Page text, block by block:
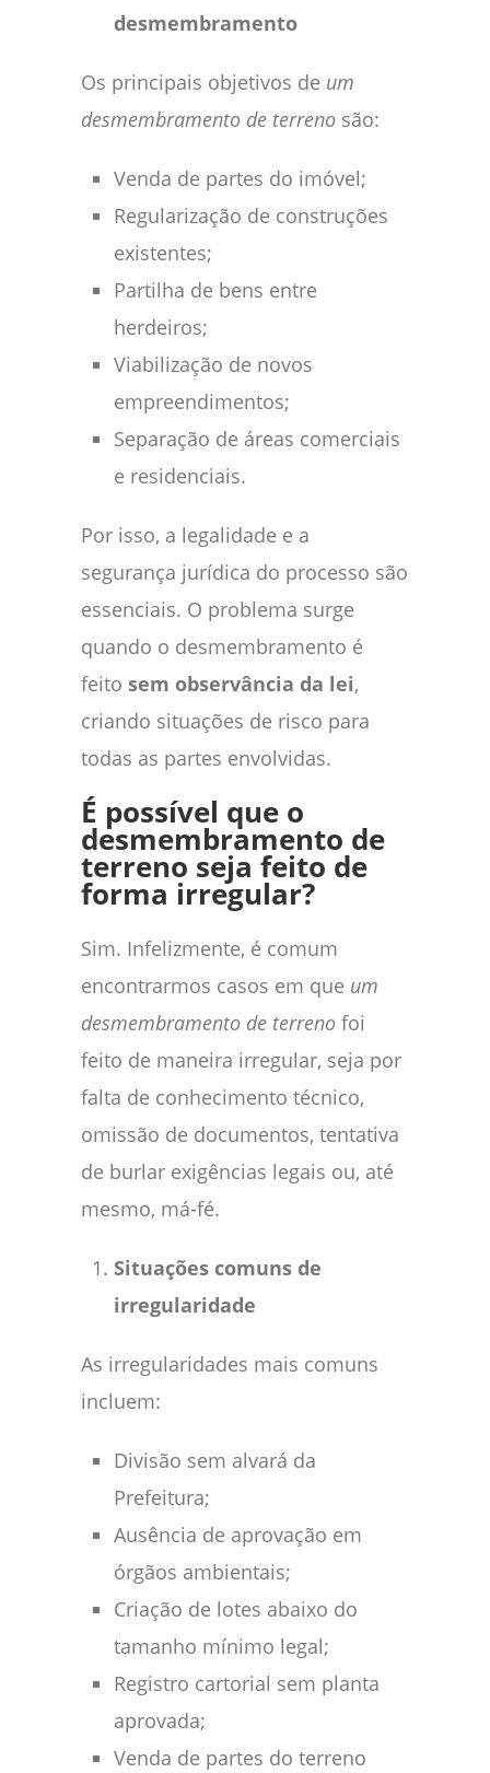
desmembramento
Os principais objetivos de um
desmembramento de terreno são:
Venda de partes do imóvel;
Regularização de construções
existentes;
Partilha de bens entre
herdeiros;
Viabilização de novos
empreendimentos;
Separação de áreas comerciais
e residenciais.
Por isso, a legalidade e a
segurança jurídica do processo são
essenciais. O problema surge
quando o desmembramento é
feito sem observância da lei,
criando situações de risco para
todas as partes envolvidas.
É possível que o
desmembramento de
terreno seja feito de
forma irregular?
Sim. Infelizmente, é comum
encontrarmos casos em que um
desmembramento de terreno foi
feito de maneira irregular, seja por
falta de conhecimento técnico,
omissão de documentos, tentativa
de burlar exigências legais ou, até
mesmo, má-fé.
Situações comuns de
irregularidade
As irregularidades mais comuns
incluem:
Divisão sem alvará da
Prefeitura;
Ausência de aprovação em
órgãos ambientais;
Criação de lotes abaixo do
tamanho mínimo legal;
Registro cartorial sem planta
aprovada;
Venda de partes do terreno